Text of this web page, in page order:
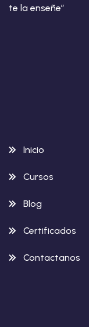
te la enseñe”
Inicio
Cursos
Blog
Certificados
Contactanos